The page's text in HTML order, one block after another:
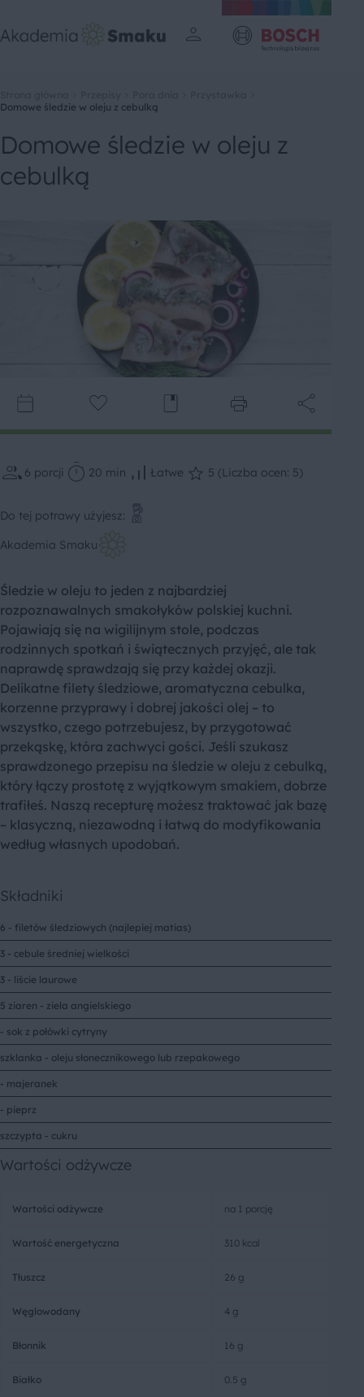
Domowe śledzie w oleju z cebulką
Domowe śledzie w oleju z
cebulką
6 porcji 20 min Łatwe 5 (Liczba ocen: 5)
Do tej potrawy użyjesz:
Akademia Smaku
Śledzie w oleju to jeden z najbardziej
rozpoznawalnych smakołyków polskiej kuchni.
Pojawiają się na wigilijnym stole, podczas
rodzinnych spotkań i świątecznych przyjęć, ale tak
naprawdę sprawdzają się przy każdej okazji.
Delikatne filety śledziowe, aromatyczna cebulka,
korzenne przyprawy i dobrej jakości olej – to
wszystko, czego potrzebujesz, by przygotować
przekąskę, która zachwyci gości. Jeśli szukasz
sprawdzonego przepisu na śledzie w oleju z cebulką,
który łączy prostotę z wyjątkowym smakiem, dobrze
trafiłeś. Naszą recepturę możesz traktować jak bazę
– klasyczną, niezawodną i łatwą do modyfikowania
według własnych upodobań.
Składniki
6 - filetów śledziowych (najlepiej matias)
3 - cebule średniej wielkości
3 - liście laurowe
5 ziaren - ziela angielskiego
- sok z połówki cytryny
szklanka - oleju słonecznikowego lub rzepakowego
- majeranek
- pieprz
szczypta - cukru
Wartości odżywcze
Wartości odżywcze na 1 porcję
Wartość energetyczna 310 kcal
Tłuszcz 26 g
Węglowodany 4 g
Błonnik 16 g
Białko 0.5 g